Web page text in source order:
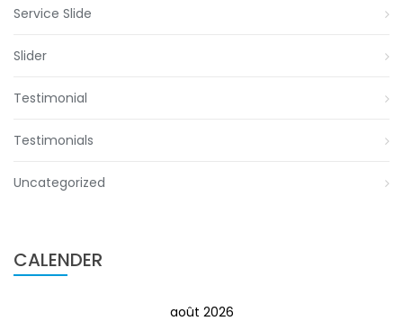
Service Slide
Slider
Testimonial
Testimonials
Uncategorized
CALENDER
août 2026